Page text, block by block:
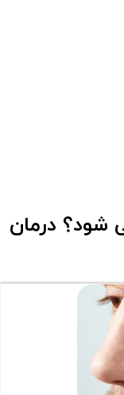
شود؟ درمان